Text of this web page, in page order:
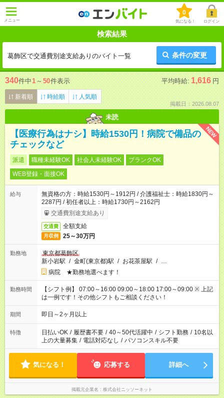
メニュー
0
気になる！ ログイン
検索結果
葛飾区で交通費別途支給ありのバイト一覧 条件の変更
340件中1 ～ 50件表示 平均時給: 1,616 円
新着順 時給順 人気順
掲載日：2026.08.07
未読
NEW
【医療行為はナシ】時給1530円！病院で備品の
チェックなど
派遣 職種未経験OK 社会人未経験OK
ブランクOK
WEB登録・面接OK
給与
無資格の方：時給1530円～1912円 / 介護福祉士：時給1830円～
2287円 / 初任者以上：時給1730円～2162円
交通費別途支給あり
交通費 全額支給
月収例 25～30万円
勤務地
東京都葛飾区
新小岩駅 / 金町(東京都)駅 / お花茶屋駅 / …
病院 ★勤務地選べます！
勤務時間
【シフト例】 07:00～16:00 09:00～18:00 17:00～09:00 ※ 上記
は一例です！その他シフトもご相談ください！
期間 即日～2ヶ月以上
特徴 日払いOK / 履歴書不要 / 40～50代活躍中 / シフト勤務 / 10名以
上の大量募集 / 電話対応なし / パソコンスキル不要
気になる！ 応募する 詳細へ
掲載元企業名 株式会社ニッソーネット